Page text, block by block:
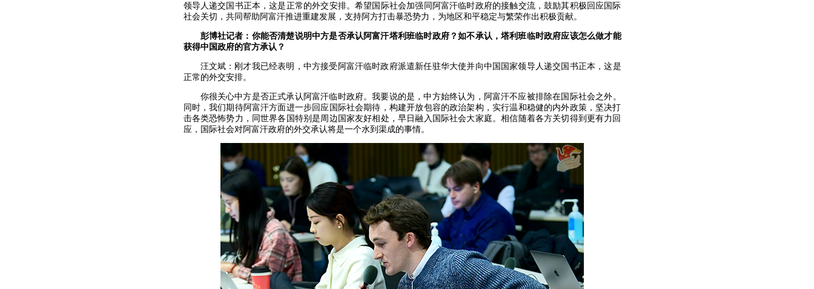
领导人递交国书正本，这是正常的外交安排。希望国际社会加强同阿富汗临时政府的接触交流，鼓励其积极回应国际
社会关切，共同帮助阿富汗推进重建发展，支持阿方打击暴恐势力，为地区和平稳定与繁荣作出积极贡献。
彭博社记者：你能否清楚说明中方是否承认阿富汗塔利班临时政府？如不承认，塔利班临时政府应该怎么做才能
获得中国政府的官方承认？
汪文斌：刚才我已经表明，中方接受阿富汗临时政府派遣新任驻华大使并向中国国家领导人递交国书正本，这是
正常的外交安排。
你很关心中方是否正式承认阿富汗临时政府。我要说的是，中方始终认为，阿富汗不应被排除在国际社会之外。
同时，我们期待阿富汗方面进一步回应国际社会期待，构建开放包容的政治架构，实行温和稳健的内外政策，坚决打
击各类恐怖势力，同世界各国特别是周边国家友好相处，早日融入国际社会大家庭。相信随着各方关切得到更有力回
应，国际社会对阿富汗政府的外交承认将是一个水到渠成的事情。